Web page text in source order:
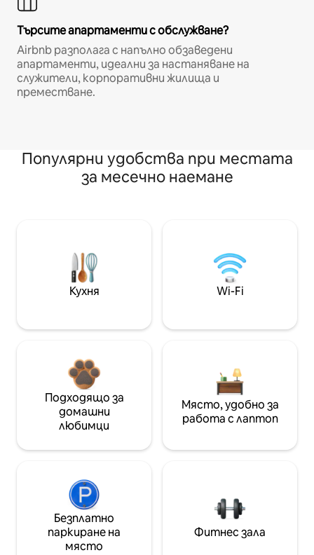
Търсите апартаменти с обслужване?
Airbnb разполага с напълно обзаведени
апартаменти, идеални за настаняване на
служители, корпоративни жилища и
преместване.
Популярни удобства при местата
за месечно наемане
Кухня Wi-Fi
Подходящо за
домашни
любимци
Място, удобно за
работа с лаптоп
Безплатно
паркиране на
място
Фитнес зала